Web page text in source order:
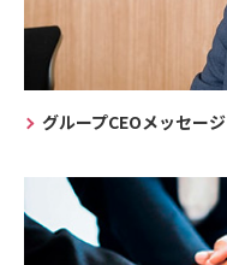
グループCEOメッセージ